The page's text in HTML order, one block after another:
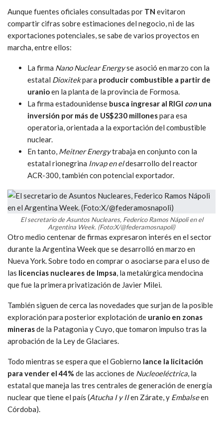
Aunque fuentes oficiales consultadas por TN evitaron
compartir cifras sobre estimaciones del negocio, ni de las
exportaciones potenciales, se sabe de varios proyectos en
marcha, entre ellos:
La firma Nano Nuclear Energyse asoció en marzo con la
estatal Dioxitekpara producir combustible a partir de
uranioen la planta de la provincia de Formosa.
La firma estadounidense busca ingresar al RIGI con una
inversión por más de US$230 millonespara esa
operatoria, orientada a la exportación del combustible
nuclear.
En tanto, Meitner Energytrabaja en conjunto con la
estatal rionegrina Invap en eldesarrollo del reactor
ACR-300, también con potencial exportador.
El secretario de Asuntos Nucleares, Federico Ramos Nápoli en el
Argentina Week. (Foto:X/@federamosnapoli)
Otro medio centenar de firmas expresaron interés en el sector
durante la Argentina Week que se desarrolló en marzo en
Nueva York. Sobre todo en comprar o asociarse para el uso de
las licencias nucleares de Impsa, la metalúrgica mendocina
que fue la primera privatización de Javier Milei.
También siguen de cerca las novedades que surjan de la posible
exploración para posterior explotación de uranio en zonas
minerasde la Patagonia y Cuyo, que tomaron impulso tras la
aprobación de la Ley de Glaciares.
Todo mientras se espera que el Gobierno lance la licitación
para vender el 44% de las acciones de Nucleoeléctrica, la
estatal que maneja las tres centrales de generación de energía
nuclear que tiene el país (Atucha I y IIen Zárate, y Embalseen
Córdoba).